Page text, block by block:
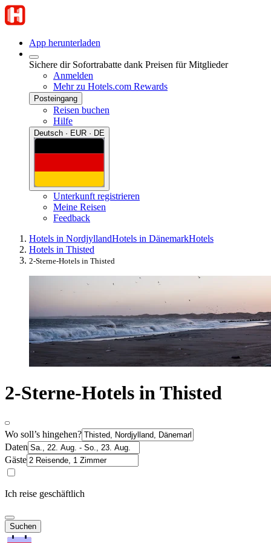
App herunterladen
Sichere dir Sofortrabatte dank Preisen für Mitglieder
Anmelden
Mehr zu Hotels.com Rewards
Posteingang
Reisen buchen
Hilfe
Deutsch · EUR · DE
Unterkunft registrieren
Meine Reisen
Feedback
Hotels in NordjyllandHotels in DänemarkHotels
Hotels in Thisted
2-Sterne-Hotels in Thisted
2-Sterne-Hotels in Thisted
Wo soll’s hingehen?
Daten
Gäste
Ich reise geschäftlich
Suchen